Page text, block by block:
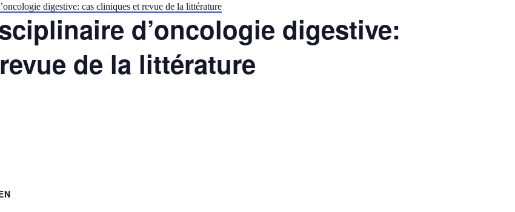
digestive: cas cliniques et revue de la littérature
d’oncologie digestive:
de la littérature